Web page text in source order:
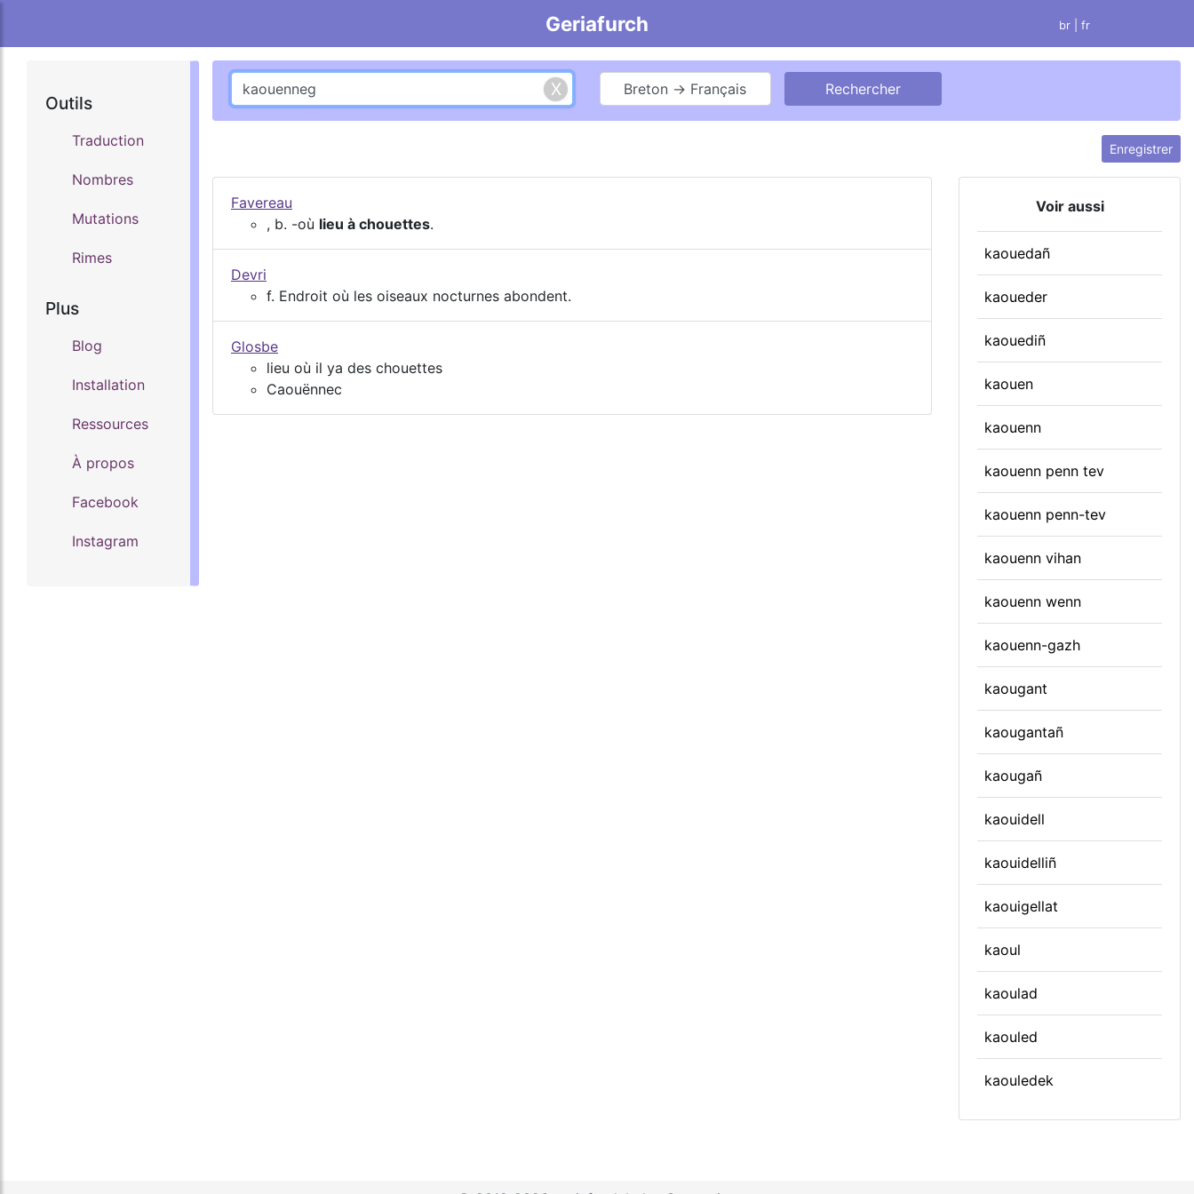
Geriafurch br | fr
Outils
Traduction
Nombres
Mutations
Rimes
Plus
Blog
Installation
Ressources
À propos
Facebook
Instagram
Breton → Français
Enregistrer
Favereau
, b. -où lieu à chouettes.
Devri
f. Endroit où les oiseaux nocturnes abondent.
Glosbe
lieu où il ya des chouettes
Caouënnec
Voir aussi
kaouedañ
kaoueder
kaouediñ
kaouen
kaouenn
kaouenn penn tev
kaouenn penn-tev
kaouenn vihan
kaouenn wenn
kaouenn-gazh
kaougant
kaougantañ
kaougañ
kaouidell
kaouidelliñ
kaouigellat
kaoul
kaoulad
kaouled
kaouledek